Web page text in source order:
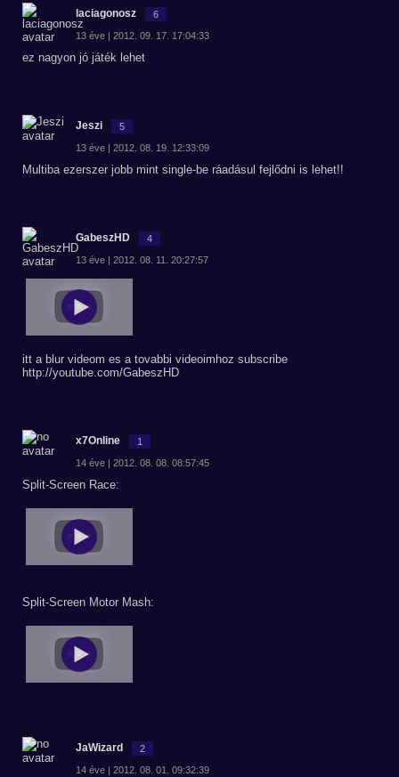
laciagonosz 6
13 éve | 2012. 09. 17. 17:04:33
ez nagyon jó játék lehet
Jeszi 5
13 éve | 2012. 08. 19. 12:33:09
Multiba ezerszer jobb mint single-be ráadásul fejlődni is lehet!!
GabeszHD 4
13 éve | 2012. 08. 11. 20:27:57
itt a blur videom es a tovabbi videoimhoz subscribe
http://youtube.com/GabeszHD
x7Online 1
14 éve | 2012. 08. 08. 08:57:45
Split-Screen Race:
Split-Screen Motor Mash:
JaWizard 2
14 éve | 2012. 08. 01. 09:32:39